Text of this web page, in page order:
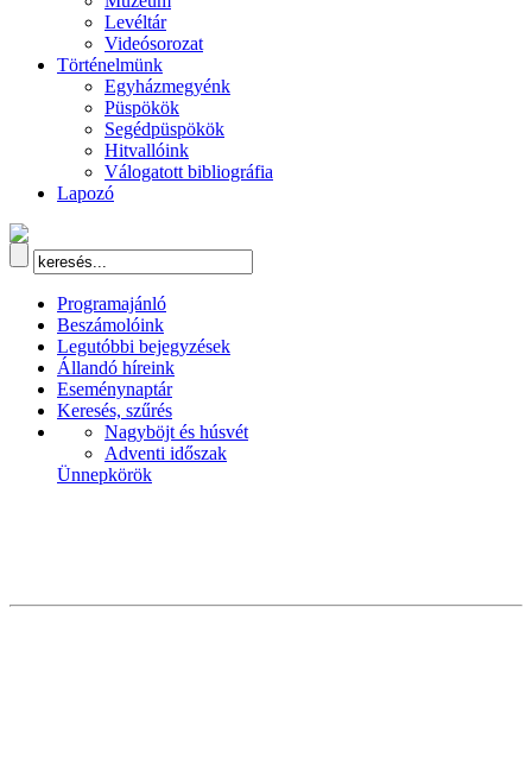
Levéltár
Videósorozat
Történelmünk
Egyházmegyénk
Püspökök
Segédpüspökök
Hitvallóink
Válogatott bibliográfia
Lapozó
Programajánló
Beszámolóink
Legutóbbi bejegyzések
Állandó híreink
Eseménynaptár
Keresés, szűrés
Nagyböjt és húsvét
Adventi időszak
Ünnepkörök